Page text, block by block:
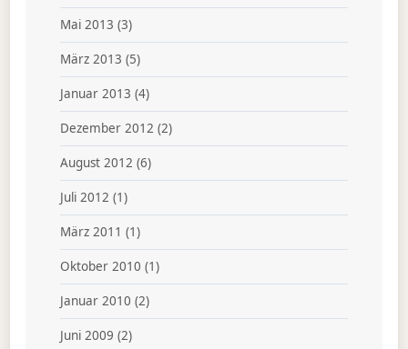
Mai 2013 (3)
März 2013 (5)
Januar 2013 (4)
Dezember 2012 (2)
August 2012 (6)
Juli 2012 (1)
März 2011 (1)
Oktober 2010 (1)
Januar 2010 (2)
Juni 2009 (2)